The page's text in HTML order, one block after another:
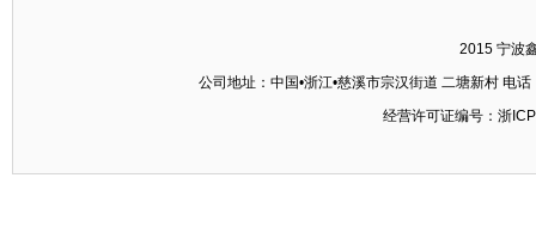
2015 宁波
公司地址：中国•浙江•慈溪市宗汉街道 二塘新村
经营许可证编号：浙